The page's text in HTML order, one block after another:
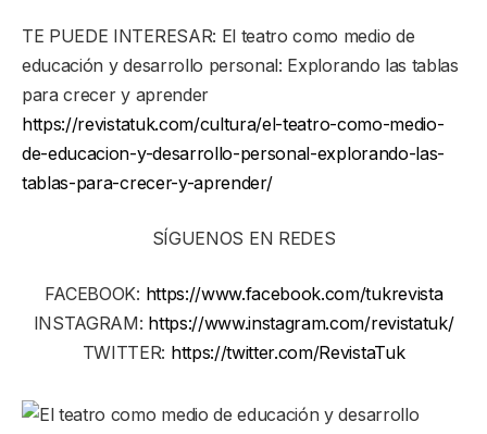
TE PUEDE INTERESAR: El teatro como medio de
educación y desarrollo personal: Explorando las tablas
para crecer y aprender
https://revistatuk.com/cultura/el-teatro-como-medio-
de-educacion-y-desarrollo-personal-explorando-las-
tablas-para-crecer-y-aprender/
SÍGUENOS EN REDES
FACEBOOK: https://www.facebook.com/tukrevista
INSTAGRAM: https://www.instagram.com/revistatuk/
TWITTER: https://twitter.com/RevistaTuk